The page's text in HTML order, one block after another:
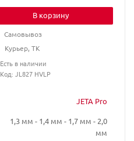
JETA Pro
1,3 мм - 1,4 мм - 1,7 мм - 2,0
мм
В корзину
Самовывоз
Курьер, ТК
Есть в наличии
Код: JL827 HVLP